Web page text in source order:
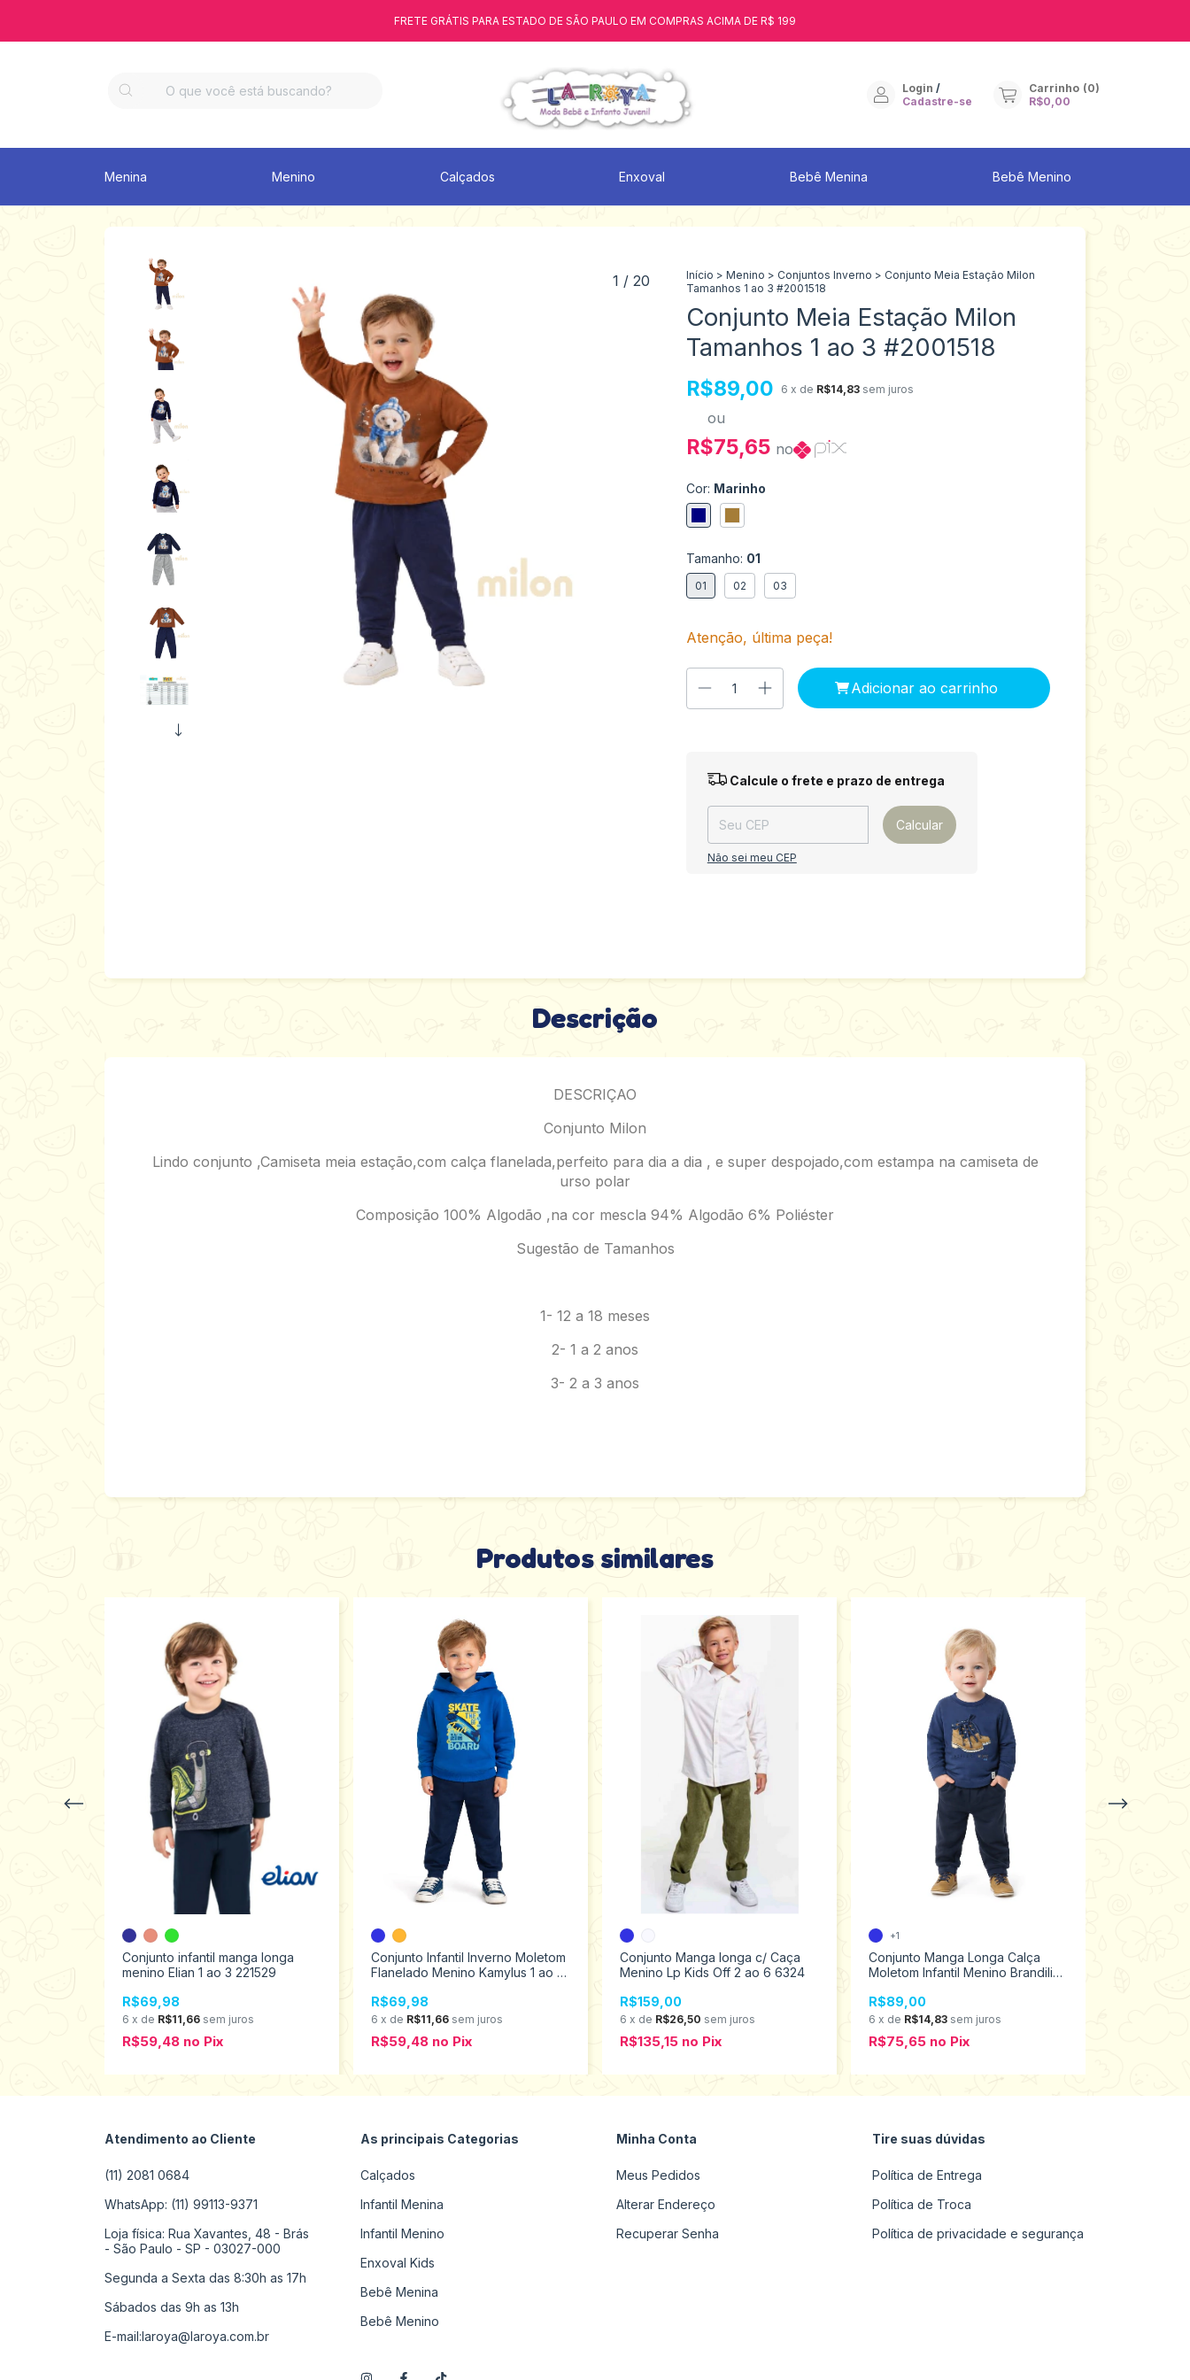
FRETE GRÁTIS PARA ESTADO DE SÃO PAULO EM COMPRAS ACIMA DE R$ 199
Login /
Cadastre-se
Carrinho (0)
R$0,00
Menina Menino Calçados Enxoval Bebê Menina Bebê Menino
1 / 20 Início > Menino > Conjuntos Inverno > Conjunto Meia Estação Milon
Tamanhos 1 ao 3 #2001518
Conjunto Meia Estação Milon
Tamanhos 1 ao 3 #2001518
R$89,00 6 x de R$14,83 sem juros
ou
R$75,65 no
Cor: Marinho
Tamanho: 01
01 02 03
Atenção, última peça!
Entregas para o CEP: Alterar CEP
Calcule o frete e prazo de entrega
Calcular
Não sei meu CEP
Descrição
DESCRIÇAO
Conjunto Milon
Lindo conjunto ,Camiseta meia estação,com calça flanelada,perfeito para dia a dia , e super despojado,com estampa na camiseta de
urso polar
Composição 100% Algodão ,na cor mescla 94% Algodão 6% Poliéster
Sugestão de Tamanhos
1- 12 a 18 meses
2- 1 a 2 anos
3- 2 a 3 anos
Produtos similares
Conjunto infantil manga longa
menino Elian 1 ao 3 221529
R$69,98
6 x de R$11,66 sem juros
R$59,48 no Pix
Conjunto Infantil Inverno Moletom
Flanelado Menino Kamylus 1 ao 3
R$69,98
6 x de R$11,66 sem juros
R$59,48 no Pix
Conjunto Manga longa c/ Caça
Menino Lp Kids Off 2 ao 6 6324
R$159,00
6 x de R$26,50 sem juros
R$135,15 no Pix
Conjunto Manga Longa Calça
Moletom Infantil Menino Brandili
R$89,00
6 x de R$14,83 sem juros
R$75,65 no Pix
+1
Atendimento ao Cliente
(11) 2081 0684
WhatsApp: (11) 99113-9371
Loja física: Rua Xavantes, 48 - Brás
- São Paulo - SP - 03027-000
Segunda a Sexta das 8:30h as 17h
Sábados das 9h as 13h
E-mail:laroya@laroya.com.br
As principais Categorias
Calçados
Infantil Menina
Infantil Menino
Enxoval Kids
Bebê Menina
Bebê Menino
Minha Conta
Meus Pedidos
Alterar Endereço
Recuperar Senha
Tire suas dúvidas
Política de Entrega
Política de Troca
Política de privacidade e segurança